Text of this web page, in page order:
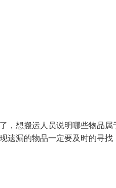
，想搬运人员说明哪些物品
遗漏的物品一定要及时的寻